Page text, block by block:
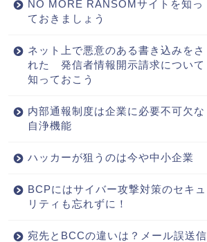
NO MORE RANSOMサイトを知っ
ておきましょう
ネット上で悪意のある書き込みをさ
れた 発信者情報開示請求について
知っておこう
内部通報制度は企業に必要不可欠な
自浄機能
ハッカーが狙うのは今や中小企業
BCPにはサイバー攻撃対策のセキュ
リティも忘れずに！
宛先とBCCの違いは？メール誤送信